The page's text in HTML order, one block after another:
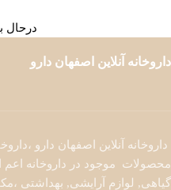
درحال
داروخانه آنلاین اصفهان دارو
داروخانه آنلاین اصفهان دارو
محصولات موجود در داروخانه اعم
گیاهی, لوازم آرایشی, بهداشتی